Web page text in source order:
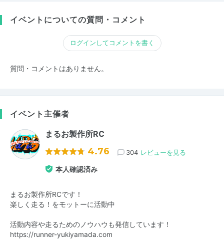
イベントについての質問・コメント
ログインしてコメントを書く
質問・コメントはありません。
イベント主催者
まるお製作所RC
4.76 304 レビューを見る
本人確認済み
まるお製作所RCです！
楽しく走る！をモットーに活動中
活動内容や走るためのノウハウも発信しています！
https://runner-yukiyamada.com